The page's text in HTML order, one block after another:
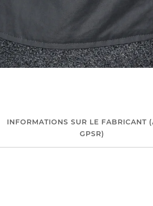
INFORMATIONS SUR LE FABRICANT
GPSR)